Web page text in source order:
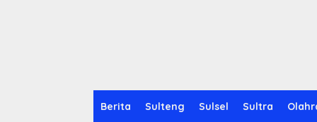
Berita Sulteng Sulsel Sultra